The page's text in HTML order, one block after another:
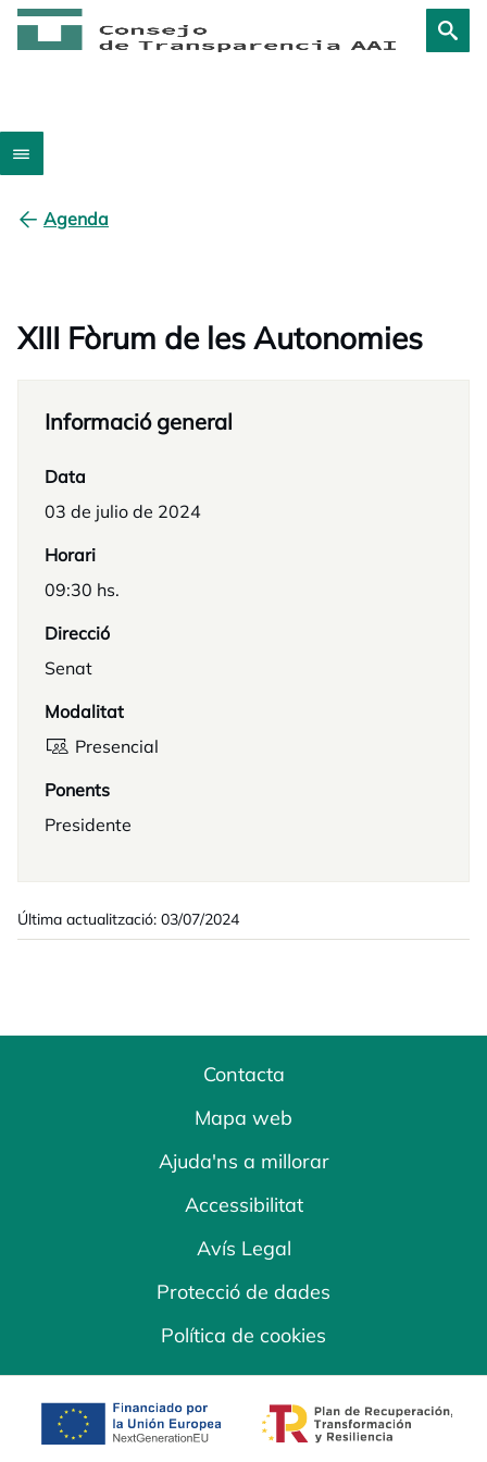
Agenda
XIII Fòrum de les Autonomies
Informació general
Data
03 de julio de 2024
Horari
09:30 hs.
Direcció
Senat
Modalitat
Presencial
Ponents
Presidente
Última actualització: 03/07/2024
Contacta
Mapa web
Ajuda'ns a millorar
Accessibilitat
Avís Legal
Protecció de dades
Política de cookies
opens in a new tab opens in a new